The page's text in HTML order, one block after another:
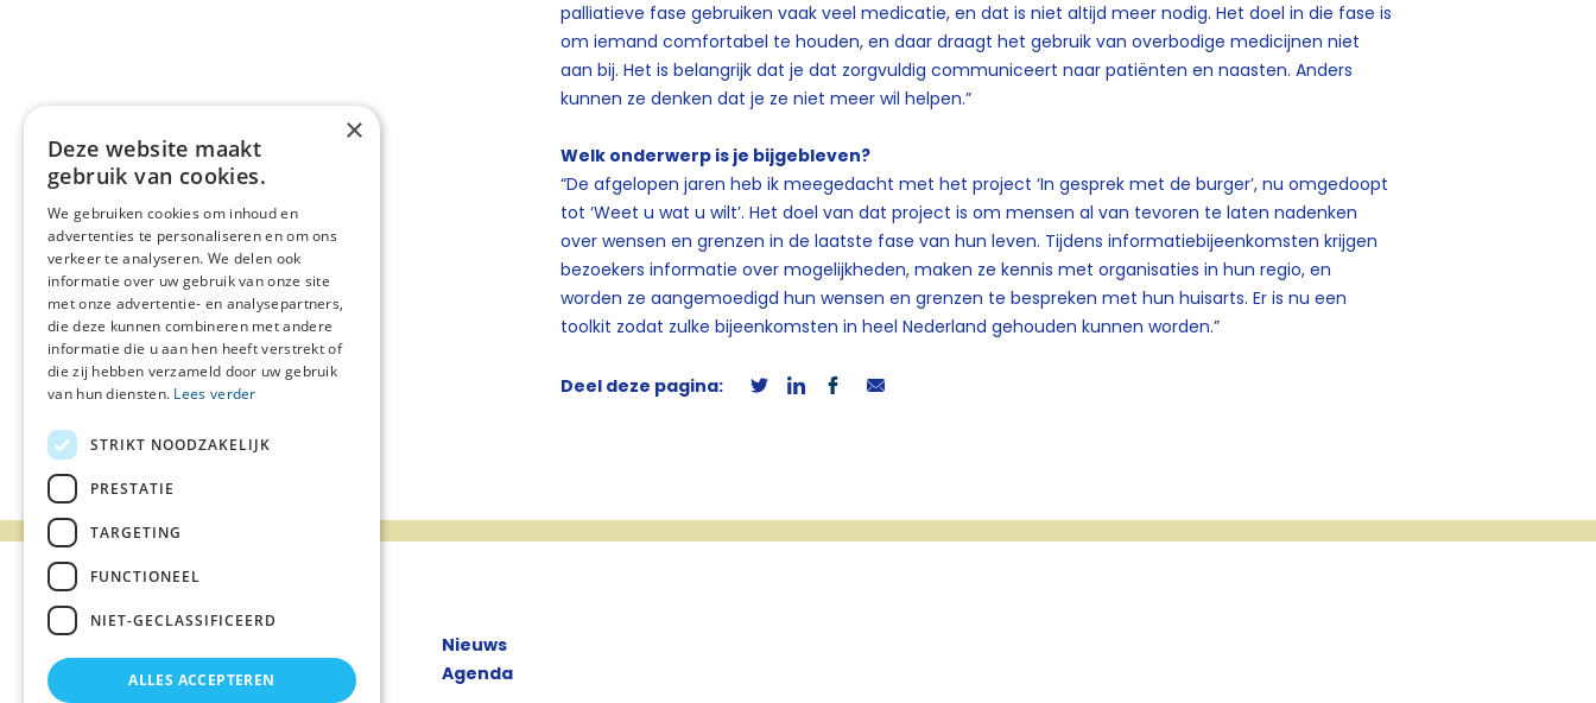
palliatieve fase gebruiken vaak veel medicatie, en dat is niet altijd meer nodig. Het doel in die fase is
om iemand comfortabel te houden, en daar draagt het gebruik van overbodige medicijnen niet
aan bij. Het is belangrijk dat je dat zorgvuldig communiceert naar patiënten en naasten. Anders
kunnen ze denken dat je ze niet meer wil helpen.”
Welk onderwerp is je bijgebleven?
“De afgelopen jaren heb ik meegedacht met het project ‘In gesprek met de burger’, nu omgedoopt
tot ‘Weet u wat u wilt’. Het doel van dat project is om mensen al van tevoren te laten nadenken
over wensen en grenzen in de laatste fase van hun leven. Tijdens informatiebijeenkomsten krijgen
bezoekers informatie over mogelijkheden, maken ze kennis met organisaties in hun regio, en
worden ze aangemoedigd hun wensen en grenzen te bespreken met hun huisarts. Er is nu een
toolkit zodat zulke bijeenkomsten in heel Nederland gehouden kunnen worden.”
Deel deze pagina:
Nieuws
Agenda
×
Deze website maakt
gebruik van cookies.
We gebruiken cookies om inhoud en
advertenties te personaliseren en om ons
verkeer te analyseren. We delen ook
informatie over uw gebruik van onze site
met onze advertentie- en analysepartners,
die deze kunnen combineren met andere
informatie die u aan hen heeft verstrekt of
die zij hebben verzameld door uw gebruik
van hun diensten. Lees verder
STRIKT NOODZAKELIJK
PRESTATIE
TARGETING
FUNCTIONEEL
NIET-GECLASSIFICEERD
ALLES ACCEPTEREN